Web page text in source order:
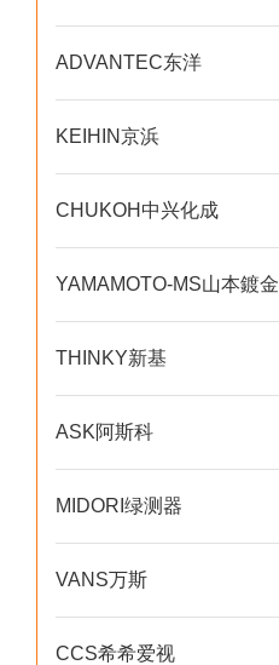
ADVANTEC东洋
KEIHIN京浜
CHUKOH中兴化成
YAMAMOTO-MS山本鍍金
THINKY新基
ASK阿斯科
MIDORI绿测器
VANS万斯
CCS希希爱视